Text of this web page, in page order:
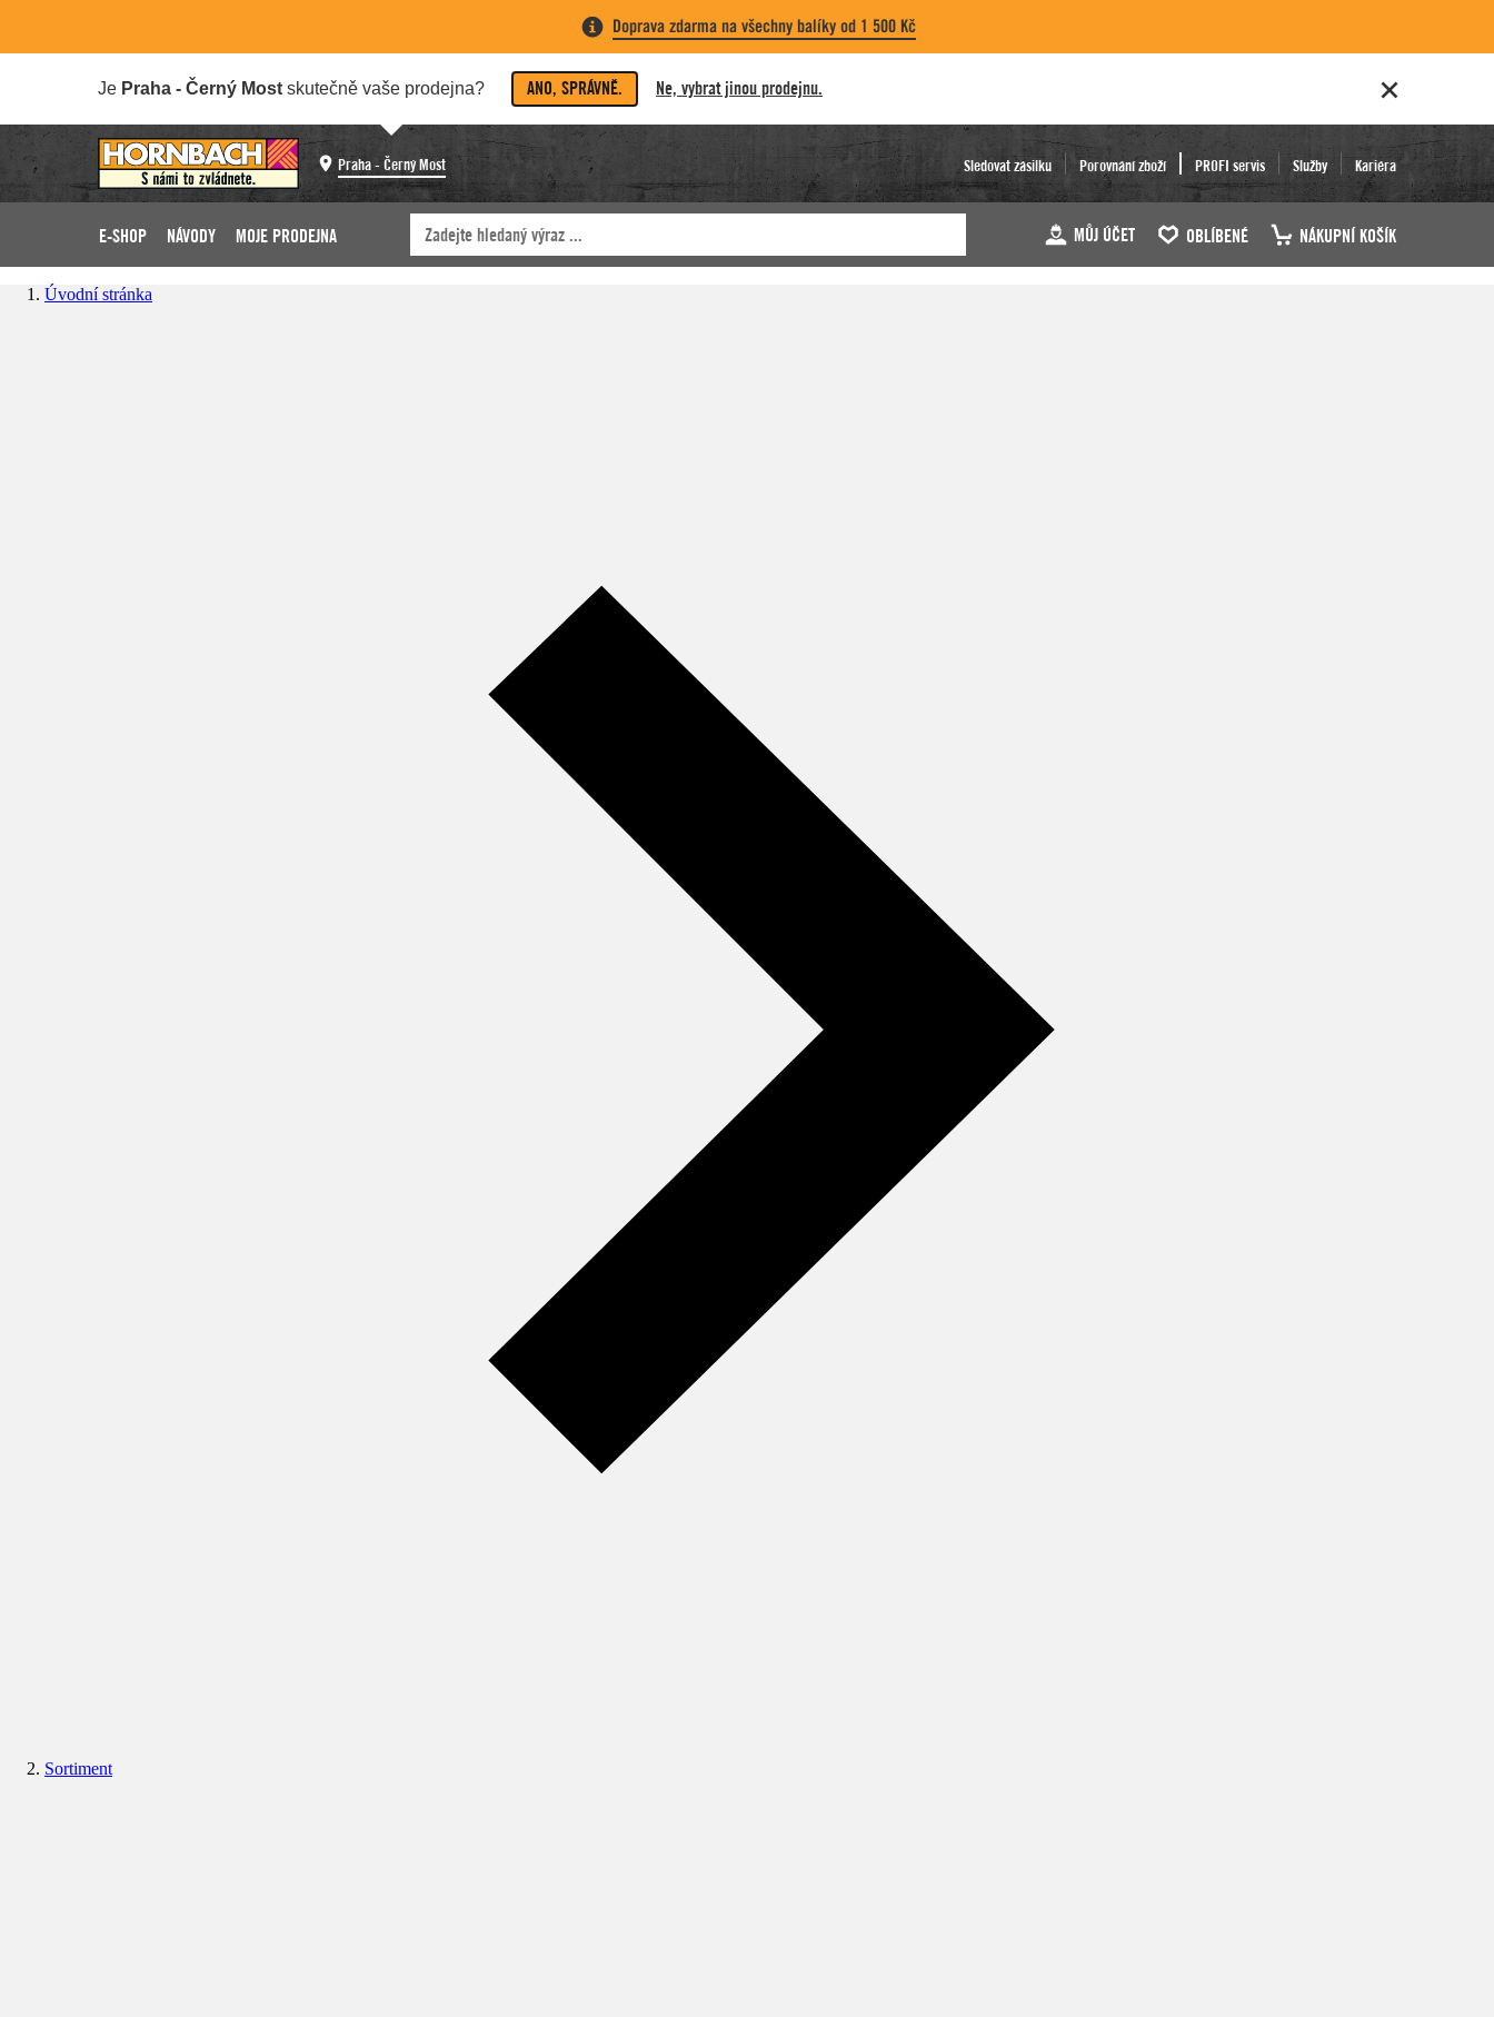
Doprava zdarma na všechny balíky od 1 500 Kč
Je Praha - Černý Most skutečně vaše prodejna? ANO, SPRÁVNĚ. Ne, vybrat jinou prodejnu.
Praha - Černý Most Sledovat zásilku Porovnání zboží PROFI servis Služby Kariéra
E-SHOP NÁVODY MOJE PRODEJNA MŮJ ÚČET OBLÍBENÉ NÁKUPNÍ KOŠÍK
Úvodní stránka
Sortiment